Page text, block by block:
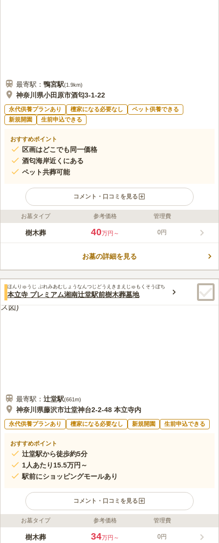
最寄駅： 鴨宮駅(1.9km)
神奈川県小田原市酒匂3-1-22
永代供養プランあり 檀家になる必要なし
ペット供養できる
新規開園
生前申込できる
おすすめポイント
区画はどこでも同一価格
酒匂海岸近くにある
ペット共葬可能
コメント・口コミを見る
ライフドット編集部のコメント
当墓苑は、50年という長期の個別納骨が大きな特長です。将来の
画同一価格という明快な料金体系に加え、宗旨宗派を問わず、石
人の個性を尊重し、ご家族に寄り添う新しい供養のカタチをご提
案いたします。
口コミ評価
この霊園はまだ誰からも評価されていません。
お墓タイプ 参考価格 管理費
樹木葬 40万円～ 0円
お墓の詳細を見る
ほんりゅうじ ぷれみあむしょうなんつじどうえきまえじゅもくそうぼち
本立寺 プレミアム湘南辻堂駅前樹木葬墓地
最寄駅： 辻堂駅(661m)
神奈川県藤沢市辻堂神台2-2-48 本立寺内
永代供養プランあり 檀家になる必要なし 新規開園 生前申込できる
おすすめポイント
辻堂駅から徒歩約5分
1人あたり15.5万円～
駅前にショッピングモールあり
コメント・口コミを見る
ライフドット編集部のコメント
神奈川県藤沢市の本立寺境内にある、2024年3月にオープンした
お墓タイプ 参考価格 管理費
樹木葬 34万円～ 0円